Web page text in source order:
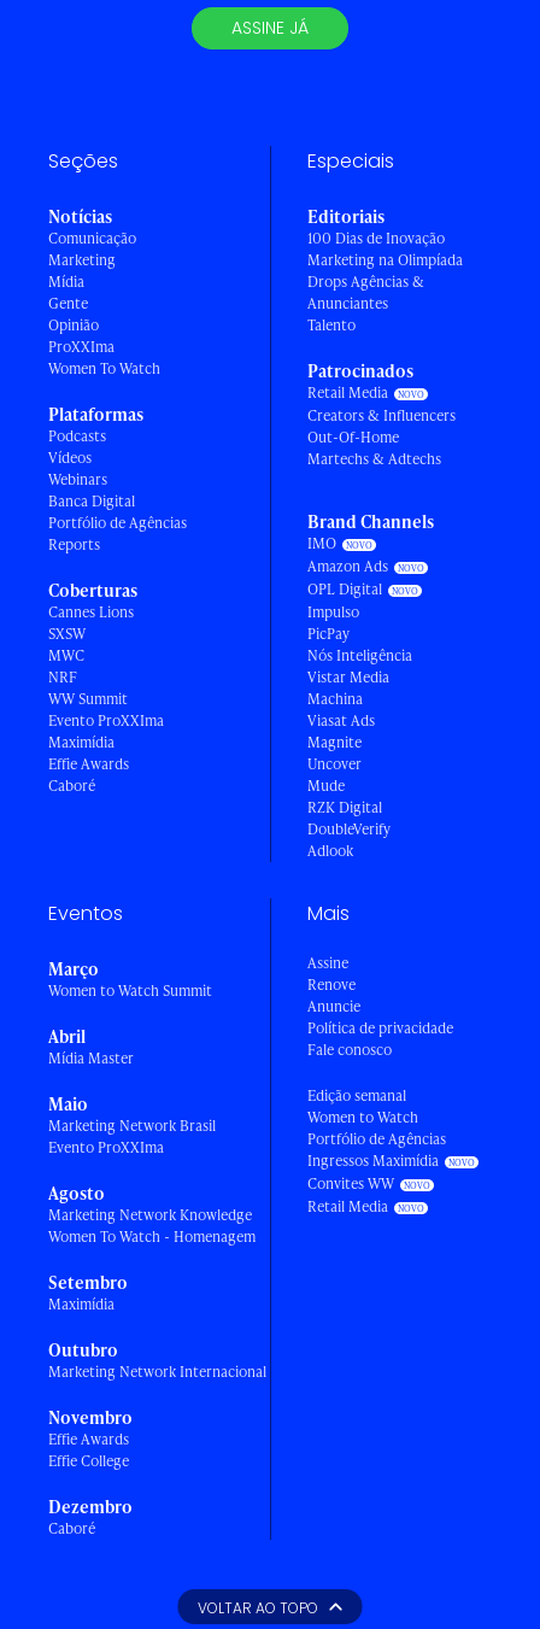
ASSINE JÁ
Seções
Notícias
Comunicação
Marketing
Mídia
Gente
Opinião
ProXXIma
Women To Watch
Plataformas
Podcasts
Vídeos
Webinars
Banca Digital
Portfólio de Agências
Reports
Coberturas
Cannes Lions
SXSW
MWC
NRF
WW Summit
Evento ProXXIma
Maximídia
Effie Awards
Caboré
Especiais
Editoriais
100 Dias de Inovação
Marketing na Olimpíada
Drops Agências &
Anunciantes
Talento
Patrocinados
Retail Media
Creators & Influencers
Out-Of-Home
Martechs & Adtechs
Brand Channels
IMO
Amazon Ads
OPL Digital
Impulso
PicPay
Nós Inteligência
Vistar Media
Machina
Viasat Ads
Magnite
Uncover
Mude
RZK Digital
DoubleVerify
Adlook
Eventos
Março
Women to Watch Summit
Abril
Mídia Master
Maio
Marketing Network Brasil
Evento ProXXIma
Agosto
Marketing Network Knowledge
Women To Watch - Homenagem
Setembro
Maximídia
Outubro
Marketing Network Internacional
Novembro
Effie Awards
Effie College
Dezembro
Caboré
Mais
Assine
Renove
Anuncie
Política de privacidade
Fale conosco
Edição semanal
Women to Watch
Portfólio de Agências
Ingressos Maximídia
Convites WW
Retail Media
VOLTAR AO TOPO